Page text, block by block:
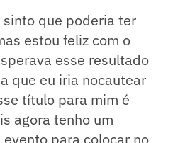
que poderia ter
estou feliz com o
esse resultado
que eu iria nocautear
título para mim é
agora tenho um